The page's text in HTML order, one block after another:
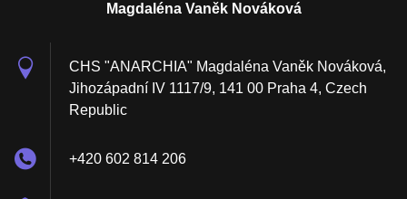
Magdaléna Vaněk Nováková
CHS "ANARCHIA" Magdaléna Vaněk Nováková,
Jihozápadní IV 1117/9, 141 00 Praha 4, Czech
Republic
+420 602 814 206